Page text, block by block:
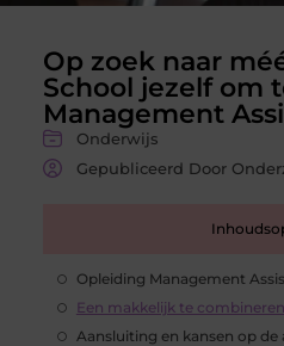
Op zoek naar
School jezelf om
Management
Onderwijs
Gepubliceerd Door
Opleiding Management
Een makkelijk te
Aansluiting en kansen op